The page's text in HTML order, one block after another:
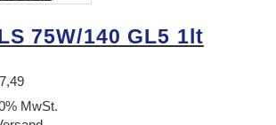
75W/140 GL5 1lt
MwSt.